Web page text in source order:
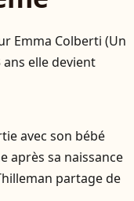
Emma Colberti (Un
elle devient
avec son bébé
après sa naissance
partage de